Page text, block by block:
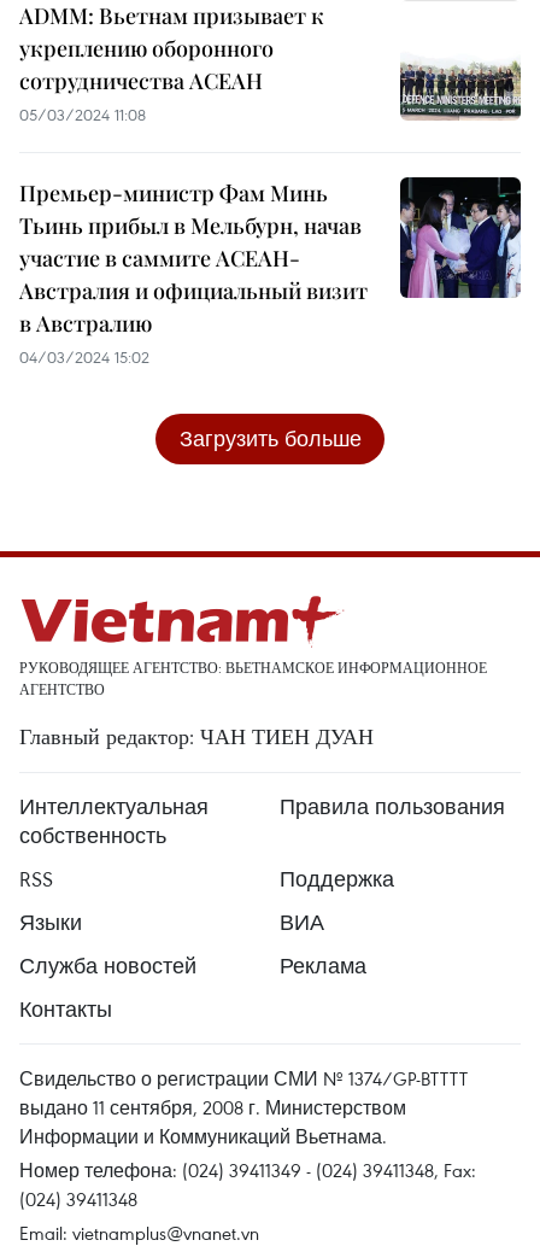
ADMM: Вьетнам призывает к
укреплению оборонного
сотрудничества АСЕАН
05/03/2024 11:08
Премьер-министр Фам Минь
Тьинь прибыл в Мельбурн, начав
участие в саммите АСЕАН-
Австралия и официальный визит
в Австралию
04/03/2024 15:02
Загрузить больше
РУКОВОДЯЩЕЕ АГЕНТСТВО: ВЬЕТНАМСКОЕ ИНФОРМАЦИОННОЕ
АГЕНТСТВО
Главный редактор: ЧАН ТИЕН ДУАН
Интеллектуальная
собственность
Правила пользования
RSS
Поддержка
Языки
ВИА
Служба новостей
Реклама
Контакты
Свидельство о регистрации СМИ № 1374/GP-BTTTT
выдано 11 сентября, 2008 г. Министерством
Информации и Коммуникаций Вьетнама.
Номер телефона: (024) 39411349 - (024) 39411348, Fax:
(024) 39411348
Email: vietnamplus@vnanet.vn